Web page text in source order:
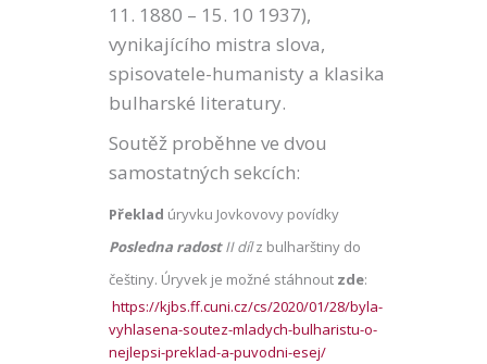
11. 1880 – 15. 10 1937),
vynikajícího mistra slova,
spisovatele-humanisty a klasika
bulharské literatury.
Soutěž proběhne ve dvou
samostatných sekcích:
Překlad úryvku Jovkovovy povídky
Posledna radost II dílz bulharštiny do
češtiny. Úryvek je možné stáhnout zde:
https://kjbs.ff.cuni.cz/cs/2020/01/28/byla-
vyhlasena-soutez-mladych-bulharistu-o-
nejlepsi-preklad-a-puvodni-esej/